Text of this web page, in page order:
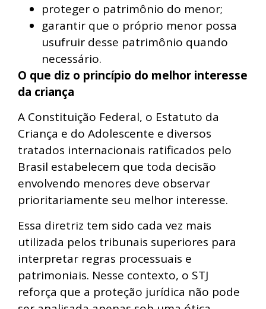
proteger o patrimônio do menor;
garantir que o próprio menor possa
usufruir desse patrimônio quando
necessário.
O que diz o princípio do melhor interesse
da criança
A Constituição Federal, o Estatuto da
Criança e do Adolescente e diversos
tratados internacionais ratificados pelo
Brasil estabelecem que toda decisão
envolvendo menores deve observar
prioritariamente seu melhor interesse.
Essa diretriz tem sido cada vez mais
utilizada pelos tribunais superiores para
interpretar regras processuais e
patrimoniais. Nesse contexto, o STJ
reforça que a proteção jurídica não pode